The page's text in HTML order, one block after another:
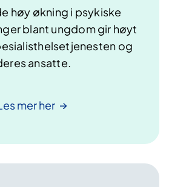
høy økning i psykiske
blant ungdom gir høyt
og
ansatte.
merher